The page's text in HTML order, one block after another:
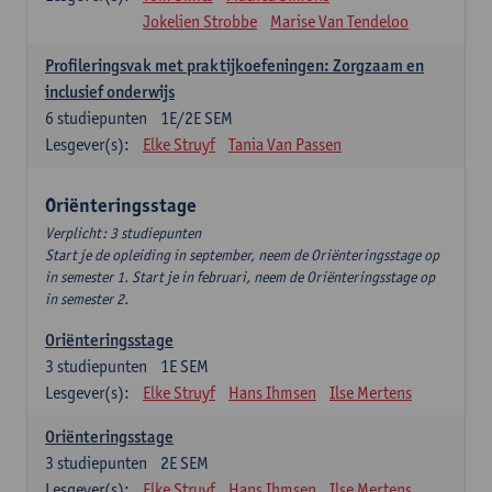
Jokelien Strobbe
Marise Van Tendeloo
Profileringsvak met praktijkoefeningen: Zorgzaam en
inclusief onderwijs
1E/2E SEM
6 studiepunten
Lesgever(s):
Elke Struyf Tania Van Passen
Oriënteringsstage
Verplicht: 3 studiepunten
Start je de opleiding in september, neem de Oriënteringsstage op
in semester 1. Start je in februari, neem de Oriënteringsstage op
in semester 2.
Oriënteringsstage
1E SEM
3 studiepunten
Lesgever(s):
Elke Struyf Hans Ihmsen Ilse Mertens
Oriënteringsstage
2E SEM
3 studiepunten